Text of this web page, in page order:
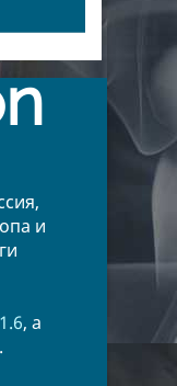
и
, а
.